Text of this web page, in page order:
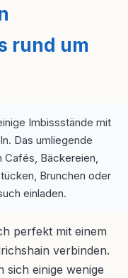
rund um
Imbissstände mit
Das umliegende
Cafés, Bäckereien,
Brunchen oder
einladen.
perfekt mit einem
verbinden.
sich einige wenige